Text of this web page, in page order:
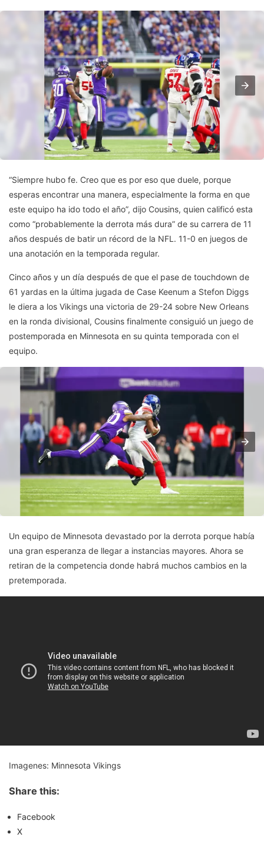
“Siempre hubo fe. Creo que es por eso que duele, porque
esperas encontrar una manera, especialmente la forma en que
este equipo ha ido todo el año”, dijo Cousins, quien calificó esta
como “probablemente la derrota más dura” de su carrera de 11
años después de batir un récord de la NFL. 11-0 en juegos de
una anotación en la temporada regular.
Cinco años y un día después de que el pase de touchdown de
61 yardas en la última jugada de Case Keenum a Stefon Diggs
le diera a los Vikings una victoria de 29-24 sobre New Orleans
en la ronda divisional, Cousins finalmente consiguió un juego de
postemporada en Minnesota en su quinta temporada con el
equipo.
Un equipo de Minnesota devastado por la derrota porque había
una gran esperanza de llegar a instancias mayores. Ahora se
retiran de la competencia donde habrá muchos cambios en la
pretemporada.
Imagenes: Minnesota Vikings
Share this:
Facebook
X